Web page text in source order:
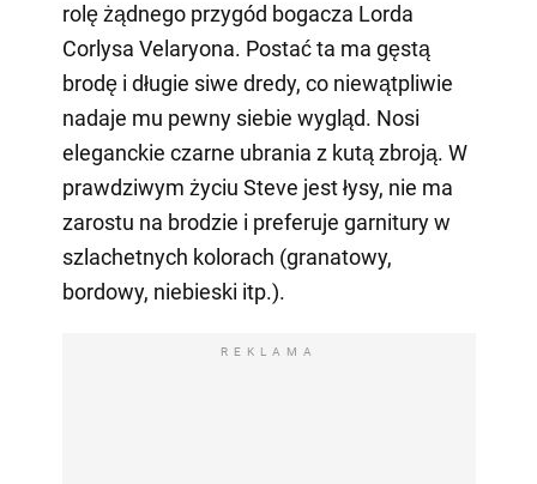
rolę żądnego przygód bogacza Lorda
Corlysa Velaryona. Postać ta ma gęstą
brodę i długie siwe dredy, co niewątpliwie
nadaje mu pewny siebie wygląd. Nosi
eleganckie czarne ubrania z kutą zbroją. W
prawdziwym życiu Steve jest łysy, nie ma
zarostu na brodzie i preferuje garnitury w
szlachetnych kolorach (granatowy,
bordowy, niebieski itp.).
REKLAMA